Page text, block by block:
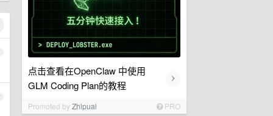
点击查看在OpenClaw 中使用
GLM Coding Plan的教程
›
Promoted byZhipuai PRO